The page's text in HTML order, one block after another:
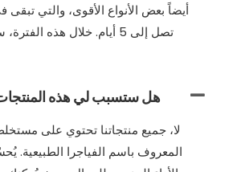
أيضاً بعض الأنواع الأقوى، والتي
تصل إلى 5 أيام. خلال هذه
هل ستسبب لي هذه المنتجات
لا، جميع منتجاتنا تحتوي على
المعروف باسم الفياجرا الطبيعية.